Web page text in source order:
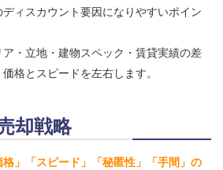
ィスカウント要因になりやすいポイン
・立地・建物スペック・賃貸実績の差
格とスピードを左右します。
却戦略
格」「スピード」「秘匿性」「手間」の